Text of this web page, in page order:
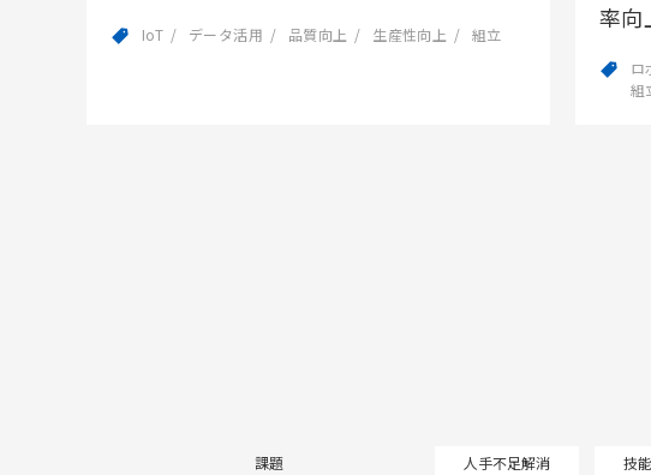
IoT データ活用 品質向上 生産性向上 組立
率向
ロ
組
課題 人手不足解消 技